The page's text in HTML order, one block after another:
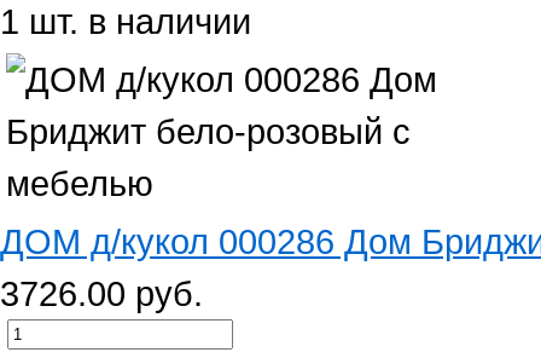
1 шт. в наличии
ДОМ д/кукол 000286 Дом
3726.00 руб.